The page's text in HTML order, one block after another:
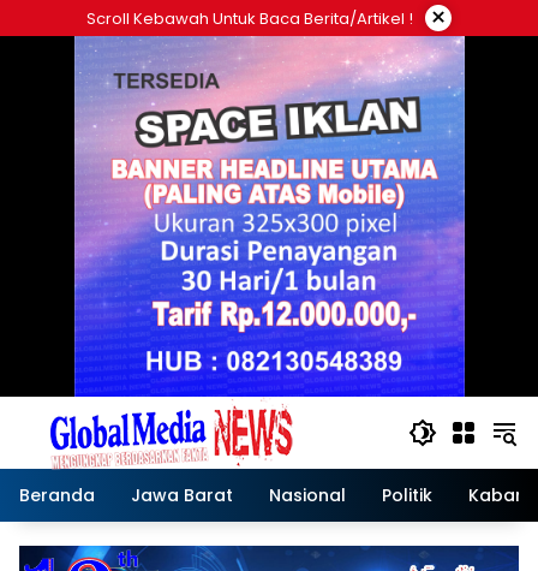
ke
Scroll Kebawah Untuk Baca Berita/artikel ! ×
Beranda Jawa Barat Nasional Politik Kabar